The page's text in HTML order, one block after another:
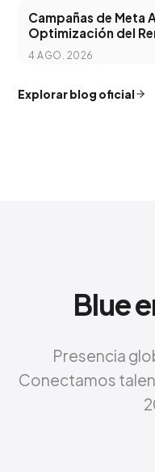
Campañas de Meta
Optimización del
4 AGO. 2026
Explorar blog oficial
Blue
Presencia
Conectamos